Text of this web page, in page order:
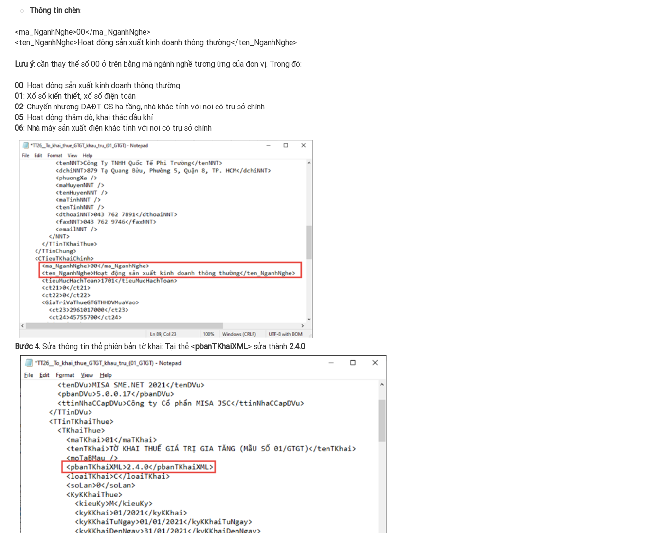
Thông tin chèn:
<ma_NganhNghe>00</ma_NganhNghe>​
<ten_NganhNghe>Hoạt động sản xuất kinh doanh thông thường</ten_NganhNghe>​
Lưu ý: cần thay thế số 00 ở trên bằng mã ngành nghề tương ứng của đơn vị. Trong đó:​
00: Hoạt động sản xuất kinh doanh thông thường​​
01: Xổ số kiến thiết, xổ số điện toán​
02: Chuyển nhượng DAĐT CS hạ tầng, nhà khác tỉnh với nơi có trụ sở chính​
05: Hoạt động thăm dò, khai thác dầu khí​
06: Nhà máy sản xuất điện khác tỉnh với nơi có trụ sở chính​
Bước 4. Sửa thông tin thẻ phiên bản tờ khai: Tại thẻ <pbanTKhaiXML> sửa thành 2.4.0